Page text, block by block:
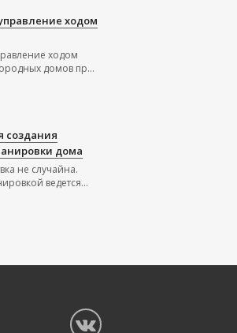
ходом
ходом
домов пр...
создания
дома
не случайна.
ведется...